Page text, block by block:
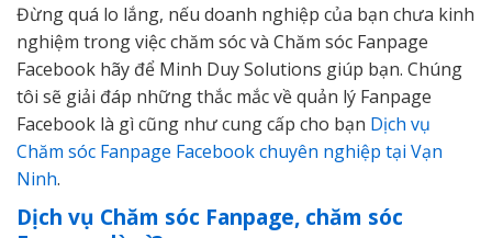
Đừng quá lo lắng, nếu doanh nghiệp của bạn chưa kinh
nghiệm trong việc chăm sóc và Chăm sóc Fanpage
Facebook hãy để Minh Duy Solutions giúp bạn. Chúng
tôi sẽ giải đáp những thắc mắc về quản lý Fanpage
Facebook là gì cũng như cung cấp cho bạn Dịch vụ
Chăm sóc Fanpage Facebook chuyên nghiệp tại Vạn
Ninh.
Dịch vụ Chăm sóc Fanpage, chăm sóc